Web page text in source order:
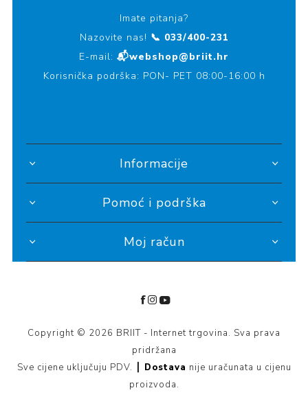
Imate pitanja?
Nazovite nas! 📞 033/400-231
E-mail: 📬webshop@briit.hr
Korisnička podrška: PON- PET 08:00-16:00 h
Informacije
Pomoć i podrška
Moj račun
Copyright © 2026 BRIIT - Internet trgovina. Sva prava
pridržana
Sve cijene uključuju PDV. ┃ Dostava nije uračunata u cijenu
proizvoda.